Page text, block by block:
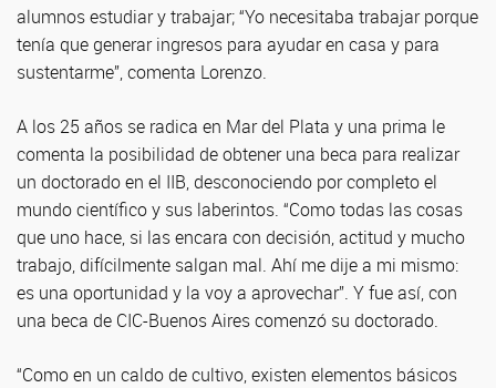
alumnos estudiar y trabajar; “Yo necesitaba trabajar porque
tenía que generar ingresos para ayudar en casa y para
sustentarme”, comenta Lorenzo.
A los 25 años se radica en Mar del Plata y una prima le
comenta la posibilidad de obtener una beca para realizar
un doctorado en el IIB, desconociendo por completo el
mundo científico y sus laberintos. “Como todas las cosas
que uno hace, si las encara con decisión, actitud y mucho
trabajo, difícilmente salgan mal. Ahí me dije a mi mismo:
es una oportunidad y la voy a aprovechar”. Y fue así, con
una beca de CIC-Buenos Aires comenzó su doctorado.
“Como en un caldo de cultivo, existen elementos básicos